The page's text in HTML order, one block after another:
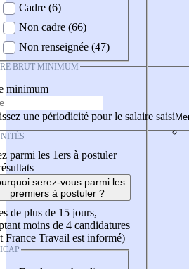
Cadre (6)
Non cadre (66)
Non renseignée (47)
BRUT MINIMUM
minimum
une périodicité pour le salaire saisi
parmi les 1ers à postuler
serez-vous parmi les
premiers à postuler ?
de plus de 15 jours,
moins de 4 candidatures
France Travail est informé)